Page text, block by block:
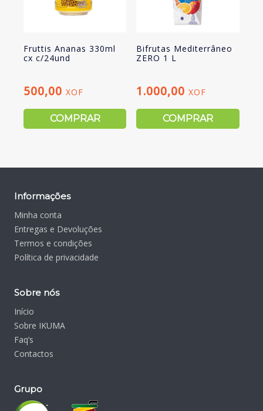
Fruttis Ananas 330ml
cx c/24und
500,00 XOF
COMPRAR
Bifrutas Mediterrâneo
ZERO 1 L
1.000,00XOF
COMPRAR
Informações
Minha conta
Entregas e Devoluções
Termos e condições
Política de privacidade
Sobre nós
Início
Sobre IKUMA
Faq’s
Contactos
Grupo